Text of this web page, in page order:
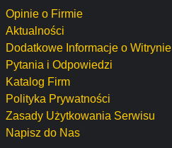
Opinie o Firmie
Aktualności
Dodatkowe Informacje o Witrynie
Pytania i Odpowiedzi
Katalog Firm
Polityka Prywatności
Zasady Użytkowania Serwisu
Napisz do Nas